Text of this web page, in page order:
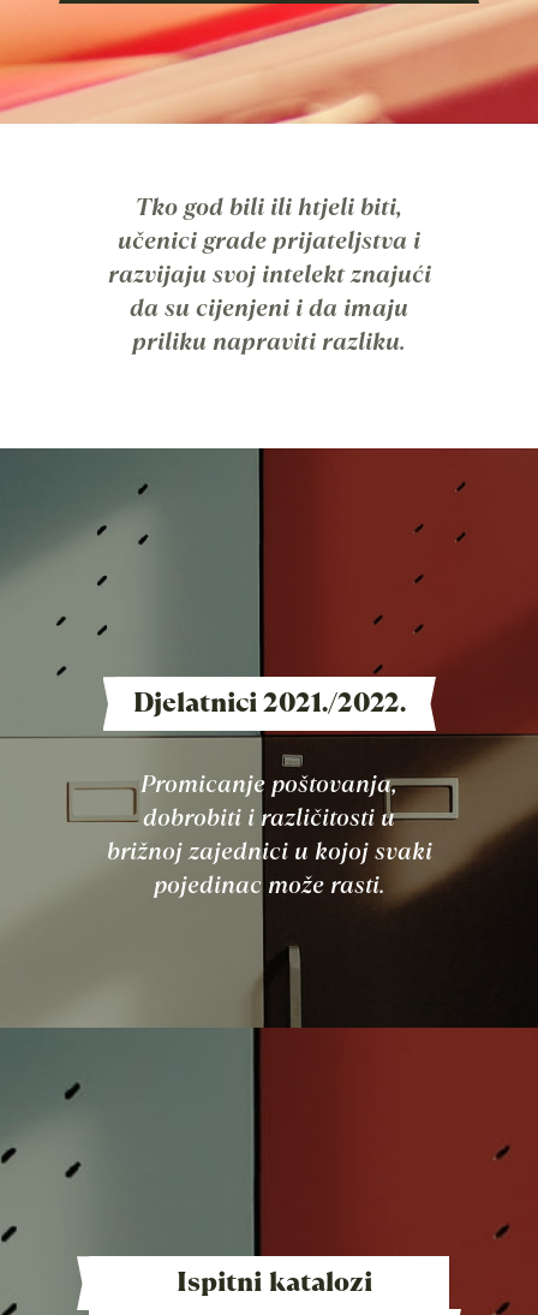
Tko god bili ili htjeli biti,
učenici grade prijateljstva i
razvijaju svoj intelekt znajući
da su cijenjeni i da imaju
priliku napraviti razliku.
Djelatnici 2021./2022.
Promicanje poštovanja,
dobrobiti i različitosti u
brižnoj zajednici u kojoj svaki
pojedinac može rasti.
Ispitni katalozi